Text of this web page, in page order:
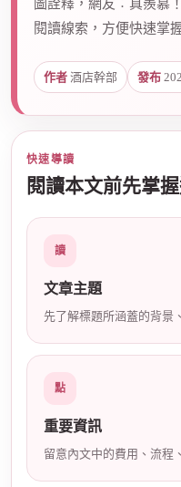
圖詮釋，網友︰真羨慕
閱讀線索，方便快速掌
作者 酒店幹部 發布
快速導讀
閱讀本文前先掌
讀
文章主題
先了解標題所涵蓋的背景
點
重要資訊
留意內文中的費用、流程